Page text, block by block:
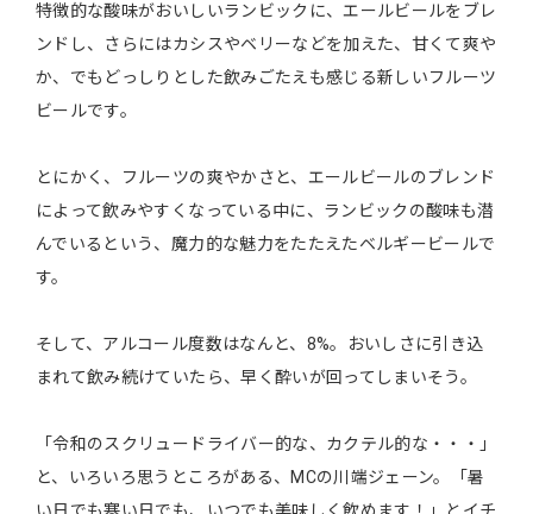
特徴的な酸味がおいしいランビックに、エールビールをブレ
ンドし、さらにはカシスやベリーなどを加えた、甘くて爽や
か、でもどっしりとした飲みごたえも感じる新しいフルーツ
ビールです。
とにかく、フルーツの爽やかさと、エールビールのブレンド
によって飲みやすくなっている中に、ランビックの酸味も潜
んでいるという、魔力的な魅力をたたえたベルギービールで
す。
そして、アルコール度数はなんと、8%。おいしさに引き込
まれて飲み続けていたら、早く酔いが回ってしまいそう。
「令和のスクリュードライバー的な、カクテル的な・・・」
と、いろいろ思うところがある、MCの川端ジェーン。「暑